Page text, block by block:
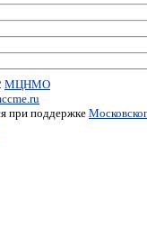
МЦНМО
при поддержке